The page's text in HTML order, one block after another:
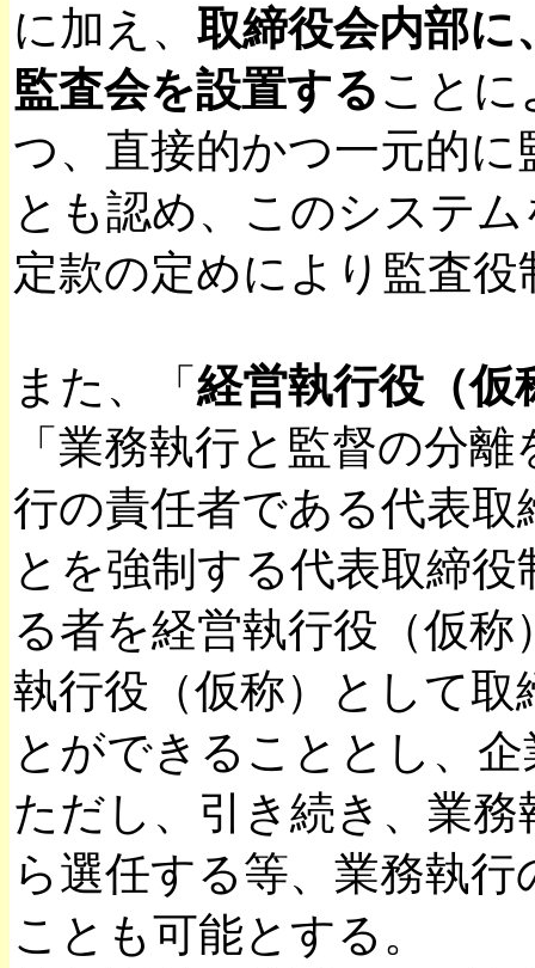
に加え、 取締役会内部に
監査会を設置することに
つ、直接的かつ一元的
とも認め、このシステ
定款の定めにより監査
また、「 経営執行役（仮
「業務執行と監督の分
行の責任者である代表
とを強制する代表取締
る者を経営執行役（仮
執行役（仮称）として
とができることとし、
ただし、引き続き、業
ら選任する等、業務執
ことも可能とする。